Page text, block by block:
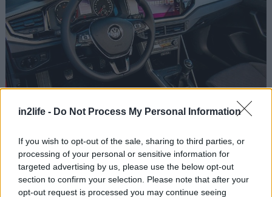
in2life - Do Not Process My Personal Information
If you wish to opt-out of the sale, sharing to third parties, or
processing of your personal or sensitive information for
targeted advertising by us, please use the below opt-out
section to confirm your selection. Please note that after your
opt-out request is processed you may continue seeing
Θέτει νέα δεδομένα στην ασφάλεια στην
Αναγνώριση πεζών, Blind Spot Monitor, Adaptive
Cruise Control, Automatic Post-Collision
Braking System συναντώνται μόνο σε οχήματα
Αναζήτηση
για...